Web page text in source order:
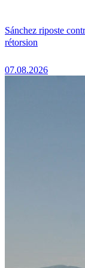
Sánchez riposte
rétorsion
07.08.2026